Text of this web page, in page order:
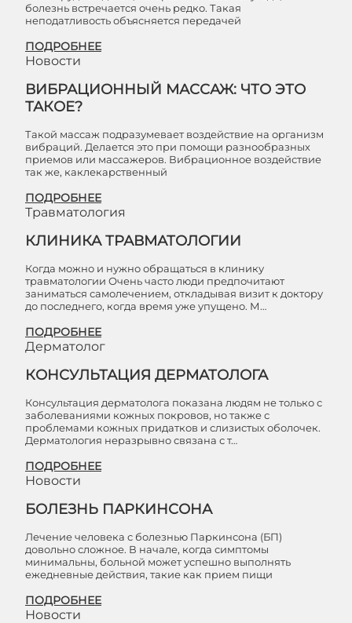
болезнь встречается очень редко. Такая
неподатливость объясняется передачей
ПОДРОБНЕЕ
Новости
ВИБРАЦИОННЫЙ МАССАЖ: ЧТО ЭТО
ТАКОЕ?
Такой массаж подразумевает воздействие на организм
вибраций. Делается это при помощи разнообразных
приемов или массажеров. Вибрационное воздействие
так же, каклекарственный
ПОДРОБНЕЕ
Травматология
КЛИНИКА ТРАВМАТОЛОГИИ
Когда можно и нужно обращаться в клинику
травматологии Очень часто люди предпочитают
заниматься самолечением, откладывая визит к доктору
до последнего, когда время уже упущено. М…
ПОДРОБНЕЕ
Дерматолог
КОНСУЛЬТАЦИЯ ДЕРМАТОЛОГА
Консультация дерматолога показана людям не только с
заболеваниями кожных покровов, но также с
проблемами кожных придатков и слизистых оболочек.
Дерматология неразрывно связана с т…
ПОДРОБНЕЕ
Новости
БОЛЕЗНЬ ПАРКИНСОНА
Лечение человека с болезнью Паркинсона (БП)
довольно сложное. В начале, когда симптомы
минимальны, больной может успешно выполнять
ежедневные действия, такие как прием пищи
ПОДРОБНЕЕ
Новости